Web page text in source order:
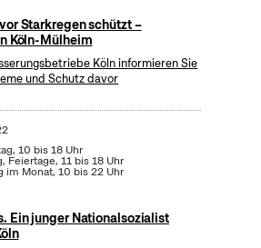
Starkregen schützt –
Köln-Mülheim
Köln informieren Sie
und Schutz davor
10 bis 18 Uhr
Feiertage, 11 bis 18 Uhr
im Monat, 10 bis 22 Uhr
Ein junger Nationalsozialist